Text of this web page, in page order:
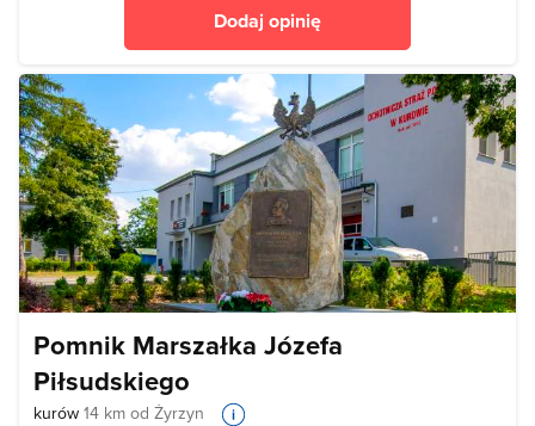
Dodaj opinię
Pomnik Marszałka Józefa
Piłsudskiego
kurów 14 km od Żyrzyn